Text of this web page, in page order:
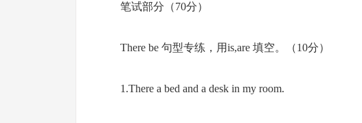
笔试部分（70分）
There be 句型专练，用is,are 填空。（10分）
1.There a bed and a desk in my room.